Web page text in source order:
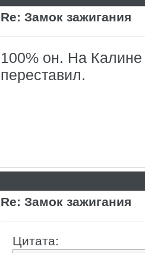
Re: Замок зажигания
100% он. На Калине
переставил.
Re: Замок зажигания
Цитата: